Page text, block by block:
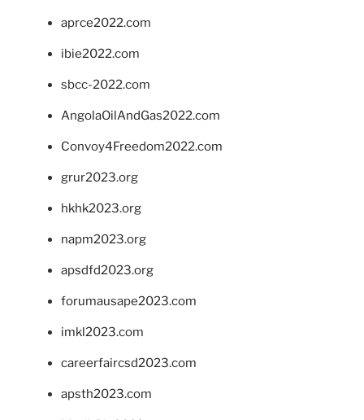
aprce2022.com
ibie2022.com
sbcc-2022.com
AngolaOilAndGas2022.com
Convoy4Freedom2022.com
grur2023.org
hkhk2023.org
napm2023.org
apsdfd2023.org
forumausape2023.com
imkl2023.com
careerfaircsd2023.com
apsth2023.com